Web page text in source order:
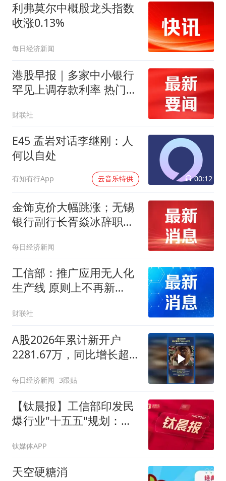
利弗莫尔中概股龙头指数
收涨0.13%
每日经济新闻
港股早报｜多家中小银行
罕见上调存款利率 热门中
财联社
E45 孟岩对话李继刚：人
何以自处
有知有行App 云音乐特供 00:12
金饰克价大幅跳涨；无锡
银行副行长胥焱冰辞职｜
每日经济新闻
工信部：推广应用无人化
生产线 原则上不再新
尾”工业炸药生产线
财联社
A股2026年累计新开户
2281.67万，同比增长超
每日经济新闻 3跟贴
【钛晨报】工信部印发民
爆行业"十五五"规划：
现无人化，培育3—5家大
型企业集团；网信办对派
钛媒体APP
天空硬糖消